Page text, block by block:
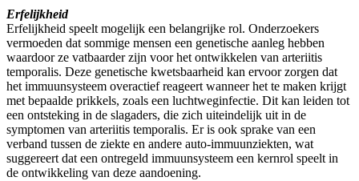
Erfelijkheid
Erfelijkheid speelt mogelijk een belangrijke rol. Onderzoekers
vermoeden dat sommige mensen een genetische aanleg hebben
waardoor ze vatbaarder zijn voor het ontwikkelen van arteriitis
temporalis. Deze genetische kwetsbaarheid kan ervoor zorgen dat
het immuunsysteem overactief reageert wanneer het te maken krijgt
met bepaalde prikkels, zoals een luchtweginfectie. Dit kan leiden tot
een ontsteking in de slagaders, die zich uiteindelijk uit in de
symptomen van arteriitis temporalis. Er is ook sprake van een
verband tussen de ziekte en andere auto-immuunziekten, wat
suggereert dat een ontregeld immuunsysteem een kernrol speelt in
de ontwikkeling van deze aandoening.